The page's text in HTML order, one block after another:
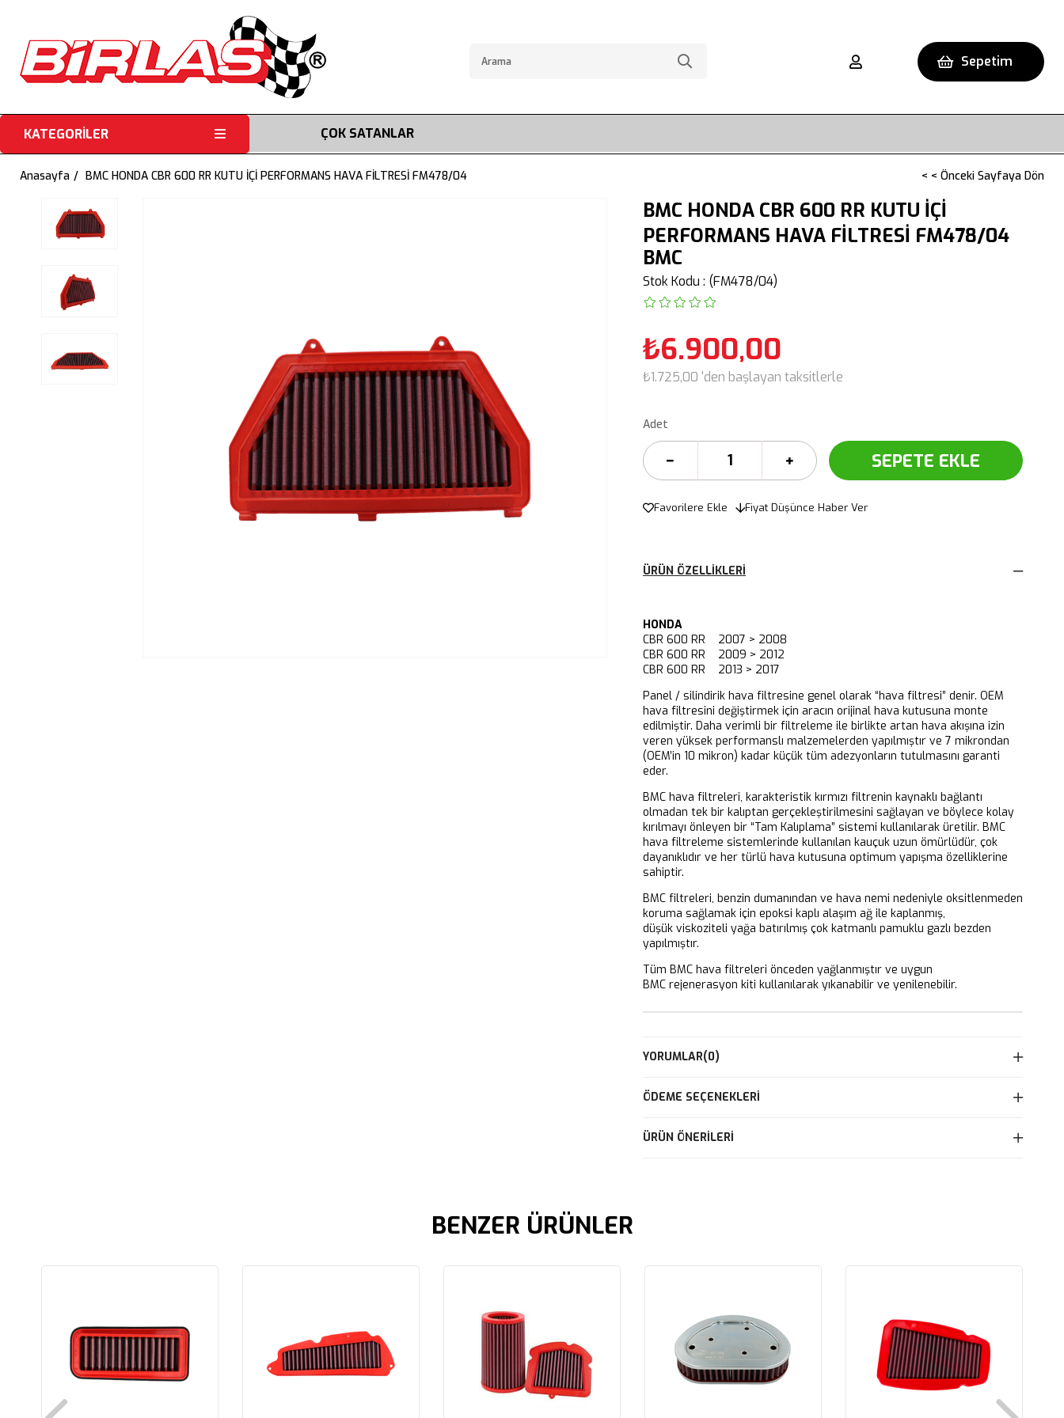
Sepetim
KATEGORİLER ÇOK SATANLAR
Anasayfa BMC HONDA CBR 600 RR KUTU İÇİ PERFORMANS HAVA FİLTRESİ FM478/04 < < Önceki Sayfaya Dön
BMC HONDA CBR 600 RR KUTU İÇİ
PERFORMANS HAVA FİLTRESİ FM478/04
BMC
Stok Kodu (FM478/04)
₺6.900,00
₺1.725,00 'den başlayan taksitlerle
Adet
Favorilere Ekle Fiyat Düşünce Haber Ver
ÜRÜN ÖZELLIKLERI
HONDA
CBR 600 RR 2007 > 2008
CBR 600 RR 2009 > 2012
CBR 600 RR 2013 > 2017
Panel / silindirik hava filtresine genel olarak “hava filtresi” denir. OEM
hava filtresini değiştirmek için aracın orijinal hava kutusuna monte
edilmiştir. Daha verimli bir filtreleme ile birlikte artan hava akışına izin
veren yüksek performanslı malzemelerden yapılmıştır ve 7 mikrondan
(OEM’in 10 mikron) kadar küçük tüm adezyonların tutulmasını garanti
eder.
BMC hava filtreleri, karakteristik kırmızı filtrenin kaynaklı bağlantı
olmadan tek bir kalıptan gerçekleştirilmesini sağlayan ve böylece kolay
kırılmayı önleyen bir “Tam Kalıplama” sistemi kullanılarak üretilir. BMC
hava filtreleme sistemlerinde kullanılan kauçuk uzun ömürlüdür, çok
dayanıklıdır ve her türlü hava kutusuna optimum yapışma özelliklerine
sahiptir.
BMC filtreleri, benzin dumanından ve hava nemi nedeniyle oksitlenmeden
koruma sağlamak için epoksi kaplı alaşım ağ ile kaplanmış,
düşük viskoziteli yağa batırılmış çok katmanlı pamuklu gazlı bezden
yapılmıştır.
Tüm BMC hava filtreleri önceden yağlanmıştır ve uygun
BMC rejenerasyon kiti kullanılarak yıkanabilir ve yenilenebilir.
YORUMLAR(0)
ÖDEME SEÇENEKLERI
ÜRÜN ÖNERILERI
BENZER ÜRÜNLER